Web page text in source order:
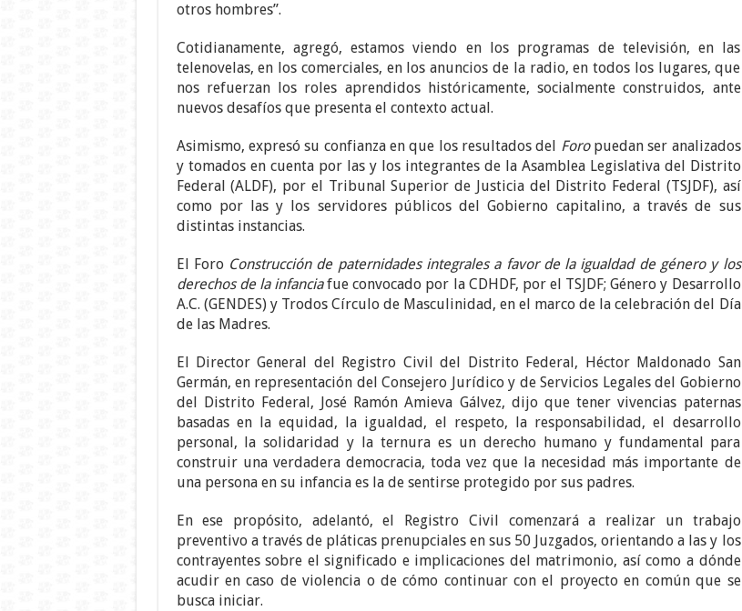
otros hombres”.
Cotidianamente, agregó, estamos viendo en los programas de televisión, en las
telenovelas, en los comerciales, en los anuncios de la radio, en todos los lugares, que
nos refuerzan los roles aprendidos históricamente, socialmente construidos, ante
nuevos desafíos que presenta el contexto actual.
Asimismo, expresó su confianza en que los resultados del Foropuedan ser analizados
y tomados en cuenta por las y los integrantes de la Asamblea Legislativa del Distrito
Federal (ALDF), por el Tribunal Superior de Justicia del Distrito Federal (TSJDF), así
como por las y los servidores públicos del Gobierno capitalino, a través de sus
distintas instancias.
El Foro Construcción de paternidades integrales a favor de la igualdad de género y los
derechos de la infanciafue convocado por la CDHDF, por el TSJDF; Género y Desarrollo
A.C. (GENDES) y Trodos Círculo de Masculinidad, en el marco de la celebración del Día
de las Madres.
El Director General del Registro Civil del Distrito Federal, Héctor Maldonado San
Germán, en representación del Consejero Jurídico y de Servicios Legales del Gobierno
del Distrito Federal, José Ramón Amieva Gálvez, dijo que tener vivencias paternas
basadas en la equidad, la igualdad, el respeto, la responsabilidad, el desarrollo
personal, la solidaridad y la ternura es un derecho humano y fundamental para
construir una verdadera democracia, toda vez que la necesidad más importante de
una persona en su infancia es la de sentirse protegido por sus padres.
En ese propósito, adelantó, el Registro Civil comenzará a realizar un trabajo
preventivo a través de pláticas prenupciales en sus 50 Juzgados, orientando a las y los
contrayentes sobre el significado e implicaciones del matrimonio, así como a dónde
acudir en caso de violencia o de cómo continuar con el proyecto en común que se
busca iniciar.